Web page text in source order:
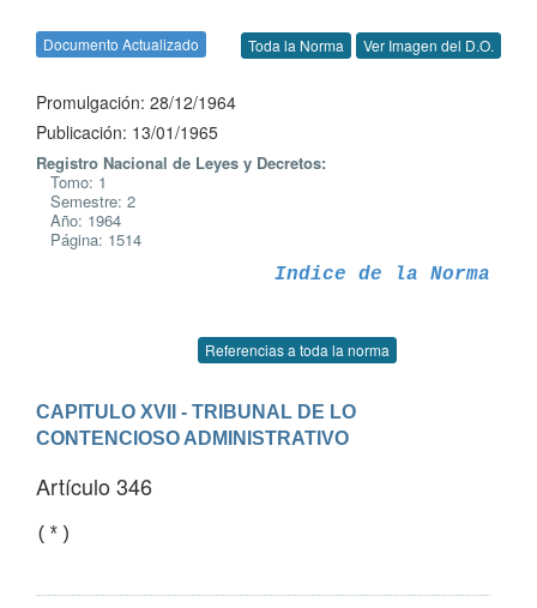
Documento Actualizado Toda la Norma Ver Imagen del D.O.
Promulgación: 28/12/1964
Publicación: 13/01/1965
Registro Nacional de Leyes y Decretos:
Tomo: 1
Semestre: 2
Año: 1964
Página: 1514
Indice de la Norma
Referencias a toda la norma
CAPITULO XVII - TRIBUNAL DE LO
CONTENCIOSO ADMINISTRATIVO
Artículo 346
(*)